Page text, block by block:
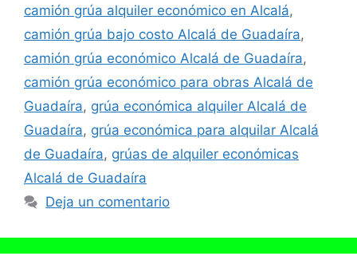
camión grúa alquiler económico en Alcalá,
camión grúa bajo costo Alcalá de Guadaíra,
camión grúa económico Alcalá de Guadaíra,
camión grúa económico para obras Alcalá de
Guadaíra, grúa económica alquiler Alcalá de
Guadaíra, grúa económica para alquilar Alcalá
de Guadaíra, grúas de alquiler económicas
Alcalá de Guadaíra
Deja un comentario